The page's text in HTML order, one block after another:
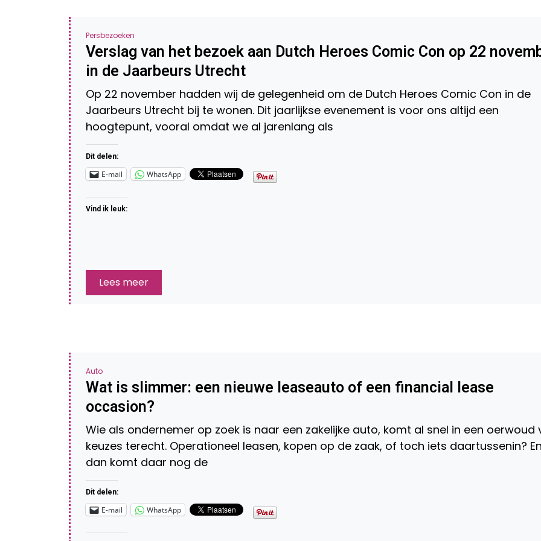
Persbezoeken
Verslag van het bezoek aan Dutch Heroes Comic Con op 22
in de Jaarbeurs Utrecht
Op 22 november hadden wij de gelegenheid om de Dutch Heroes Comic Con in de
Jaarbeurs Utrecht bij te wonen. Dit jaarlijkse evenement is voor ons altijd een
hoogtepunt, vooral omdat we al jarenlang als
Dit delen:
E-mail WhatsApp
Vind ik leuk:
Lees meer
Auto
Wat is slimmer: een nieuwe leaseauto of een financial lease
occasion?
Wie als ondernemer op zoek is naar een zakelijke auto, komt al snel in een oerwoud
keuzes terecht. Operationeel leasen, kopen op de zaak, of toch iets daartussenin?
dan komt daar nog de
Dit delen:
E-mail WhatsApp